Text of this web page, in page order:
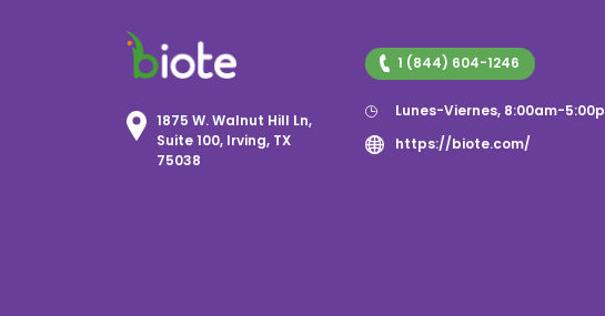
1875 W. Walnut Hill Ln,
Suite 100, Irving, TX
75038
1 (844) 604-1246
Lunes-Viernes, 8:00am-
https://biote.com/